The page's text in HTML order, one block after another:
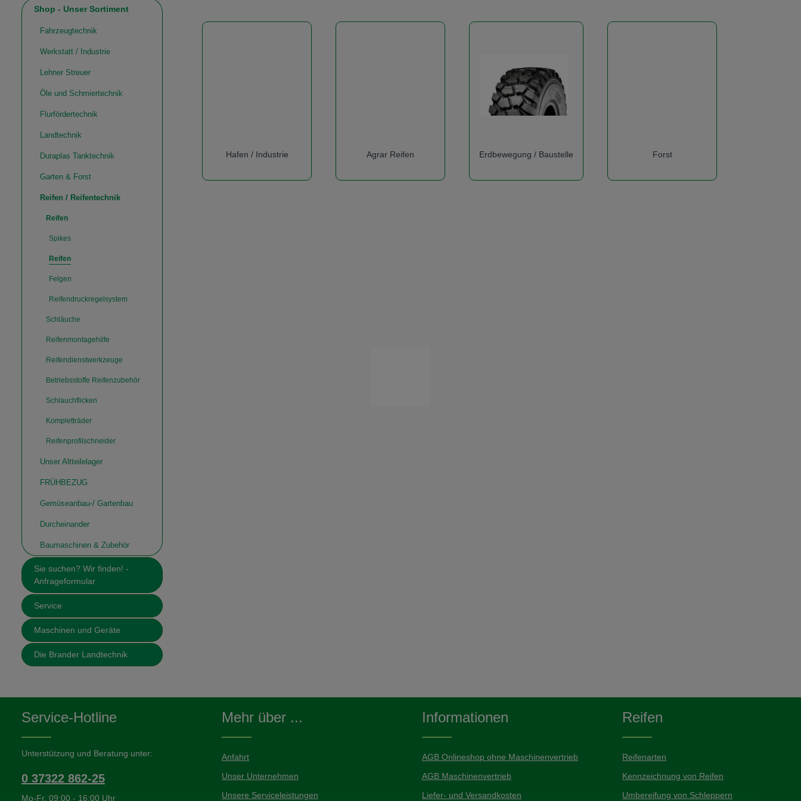
Shop - Unser Sortiment
Fahrzeugtechnik
Werkstatt / Industrie
Lehner Streuer
Öle und Schmiertechnik
Flurfördertechnik
Landtechnik
Duraplas Tanktechnik
Garten & Forst
Reifen / Reifentechnik
Reifen
Spikes
Reifen
Felgen
Reifendruckregelsystem
Schläuche
Reifenmontagehilfe
Reifendienstwerkzeuge
Betriebsstoffe Reifenzubehör
Schlauchflicken
Kompletträder
Reifenprofilschneider
Unser Altteilelager
FRÜHBEZUG
Gemüseanbau-/ Gartenbau
Durcheinander
Baumaschinen & Zubehör
Sie suchen? Wir finden! -
Anfrageformular
Service
Maschinen und Geräte
Die Brander Landtechnik
Hafen / Industrie Agrar Reifen Erdbewegung / Baustelle Forst
Service-Hotline
Unterstützung und Beratung unter:
0 37322 862-25
Mo-Fr, 09:00 - 16:00 Uhr
Mehr über ...
Anfahrt
Unser Unternehmen
Unsere Serviceleistungen
Informationen
AGB Onlineshop ohne Maschinenvertrieb
AGB Maschinenvertrieb
Liefer- und Versandkosten
Reifen
Reifenarten
Kennzeichnung von Reifen
Umbereifung von Schleppern